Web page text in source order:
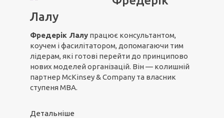
Лалу
Фредерік Лалу працює консультантом,
коучем і фасилітатором, допомагаючи тим
лідерам, які готові перейти до принципово
нових моделей організацій. Він — колишній
партнер McKinsey & Company та власник
ступеня MBA.
Детальніше